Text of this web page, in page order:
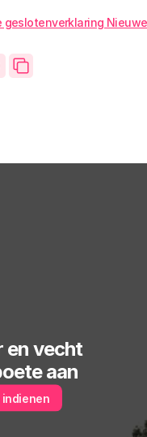
geslotenverklaring
en vecht
aan